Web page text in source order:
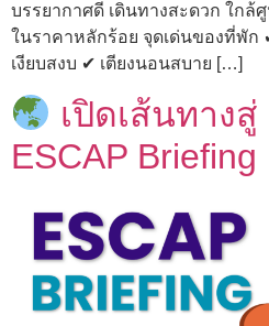
บรรยากาศดี เดินทางสะดวก ใกล้
ในราคาหลักร้อย จุดเด่นของที่พัก
เงียบสงบ ✔ เตียงนอนสบาย […]
เปิดเส้นทางสู่
ESCAP Briefing